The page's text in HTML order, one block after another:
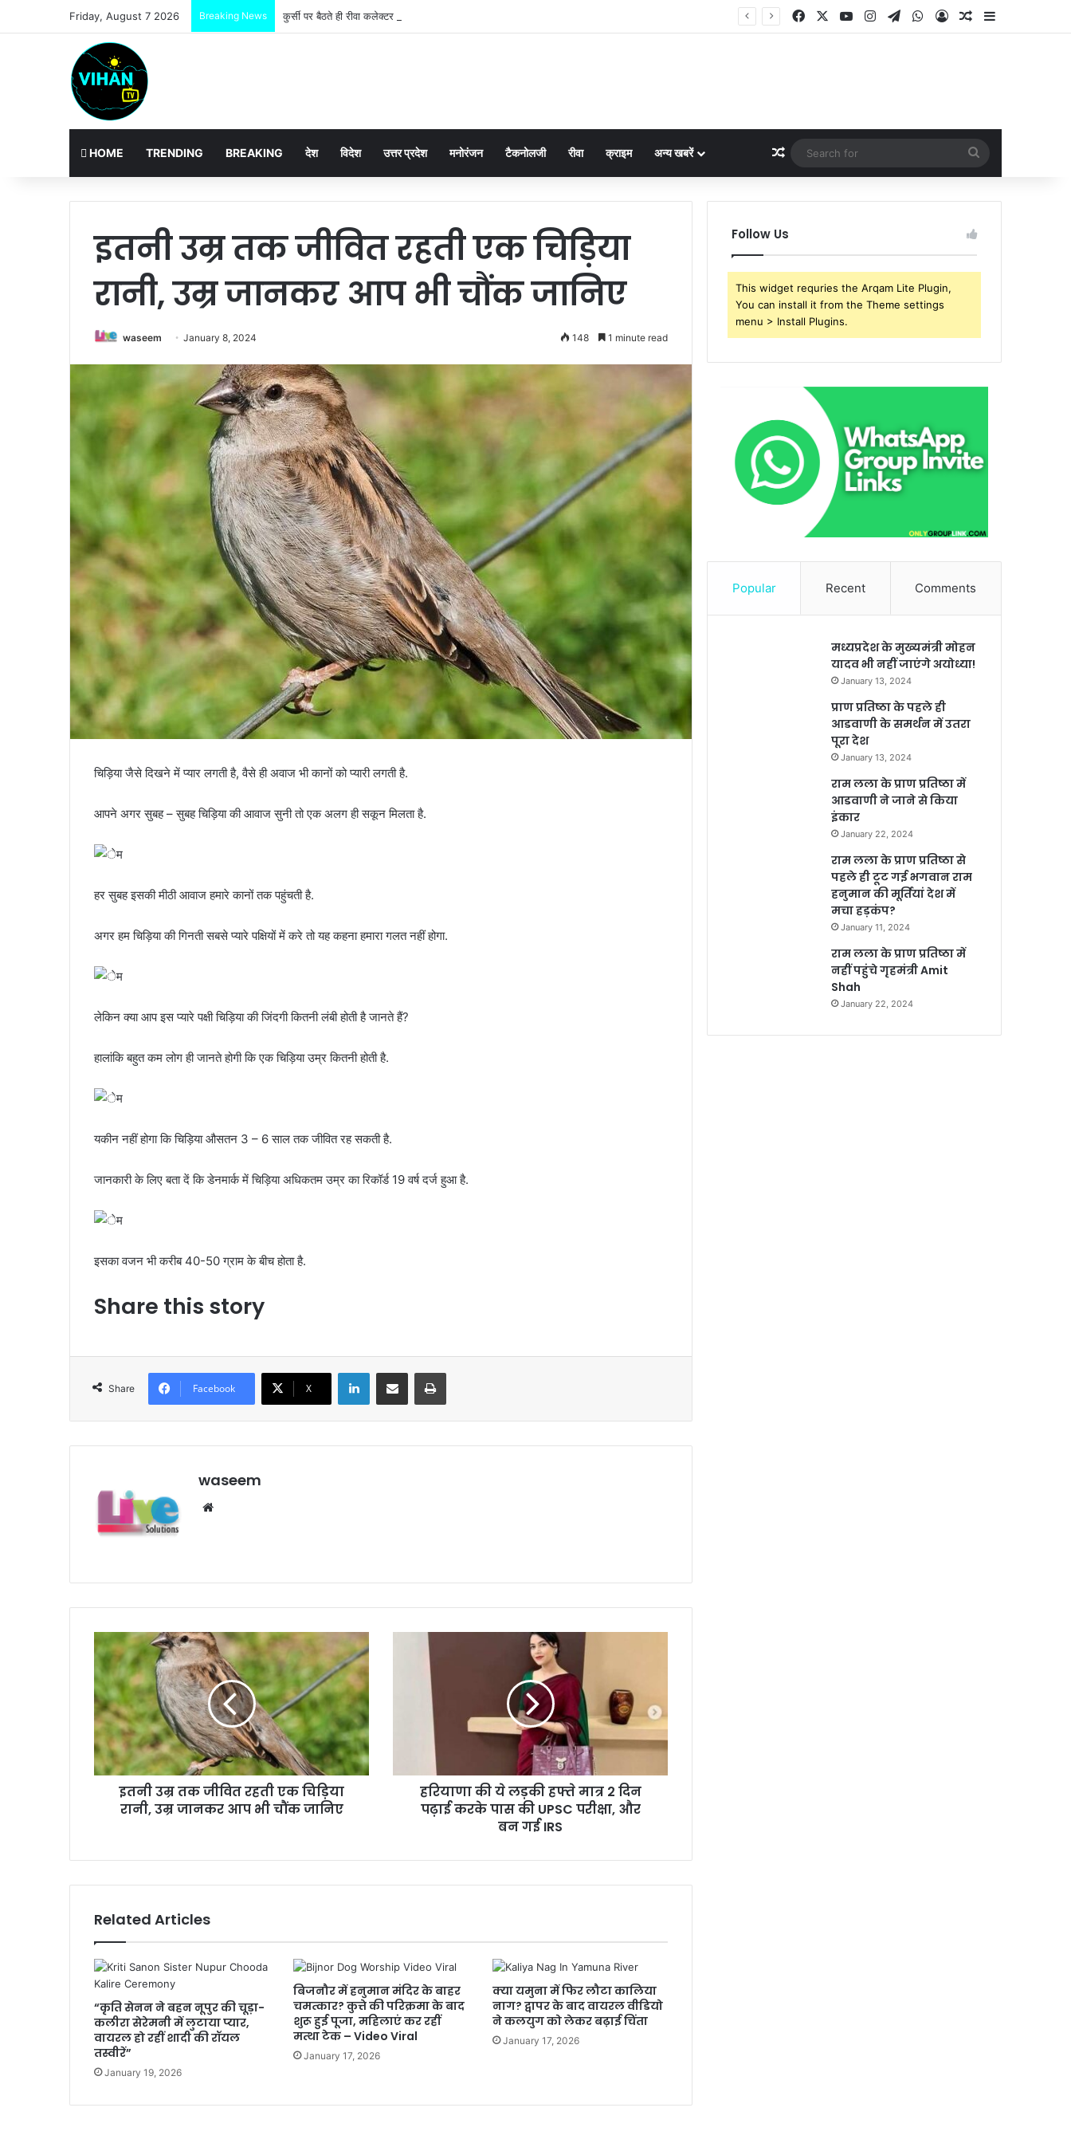
Friday, August 7 2026 Breaking News Facebook YouTubeInstagramTelegramWhatsApp
Log InRandom Article
HOME TRENDING BREAKING देश विदेश उत्तर प्रदेश मनोरंजन टैकनोलजी रीवा क्राइम अन्य खबरें Random Article
for
इतनी उम्र तक जीवित रहती एक चिड़िया
रानी, उम्र जानकर आप भी चौंक जानिए
waseem January 8, 2024 148 1 minute read
चिड़िया जैसे दिखने में प्यार लगती है, वैसे ही अवाज भी कानों को प्यारी लगती है.
आपने अगर सुबह – सुबह चिड़िया की आवाज सुनी तो एक अलग ही सकून मिलता है.
हर सुबह इसकी मीठी आवाज हमारे कानों तक पहुंचती है.
अगर हम चिड़िया की गिनती सबसे प्यारे पक्षियों में करे तो यह कहना हमारा गलत नहीं होगा.
लेकिन क्या आप इस प्यारे पक्षी चिड़िया की जिंदगी कितनी लंबी होती है जानते हैं?
हालांकि बहुत कम लोग ही जानते होगी कि एक चिड़िया उम्र कितनी होती है.
यकीन नहीं होगा कि चिड़िया औसतन 3 – 6 साल तक जीवित रह सकती है.
जानकारी के लिए बता दें कि डेनमार्क में चिड़िया अधिकतम उम्र का रिकॉर्ड 19 वर्ष दर्ज हुआ है.
इसका वजन भी करीब 40-50 ग्राम के बीच होता है.
Share this story
Share Facebook X
waseem
इतनी उम्र तक जीवित रहती एक चिड़िया
रानी, उम्र जानकर आप भी चौंक जानिए
हरियाणा की ये लड़की हफ्ते मात्र 2 दिन
पढ़ाई करके पास की UPSC परीक्षा, और
बन गई IRS
Related Articles
“कृति सेनन ने बहन नूपुर की चूड़ा-
कलीरा सेरेमनी में लुटाया प्यार,
वायरल हो रहीं शादी की रॉयल
तस्वीरें”
January 19, 2026
बिजनौर में हनुमान मंदिर के बाहर
चमत्कार? कुत्ते की परिक्रमा के बाद
शुरू हुई पूजा, महिलाएं कर रहीं
मत्था टेक – Video Viral
January 17, 2026
क्या यमुना में फिर लौटा कालिया
नाग? द्वापर के बाद वायरल वीडियो
ने कलयुग को लेकर बढ़ाई चिंता
January 17, 2026
Follow Us
This widget requries the Arqam Lite Plugin,
You can install it from the Theme settings
menu > Install Plugins.
Popular Recent Comments
मध्यप्रदेश के मुख्यमंत्री मोहन
यादव भी नहीं जाएंगे अयोध्या!
January 13, 2024
प्राण प्रतिष्ठा के पहले ही
आडवाणी के समर्थन में उतरा
पूरा देश
January 13, 2024
राम लला के प्राण प्रतिष्ठा में
आडवाणी ने जाने से किया
इंकार
January 22, 2024
राम लला के प्राण प्रतिष्ठा से
पहले ही टूट गई भगवान राम
हनुमान की मूर्तियां देश में
मचा हड़कंप?
January 11, 2024
राम लला के प्राण प्रतिष्ठा में
नहीं पहुंचे गृहमंत्री Amit
Shah
January 22, 2024